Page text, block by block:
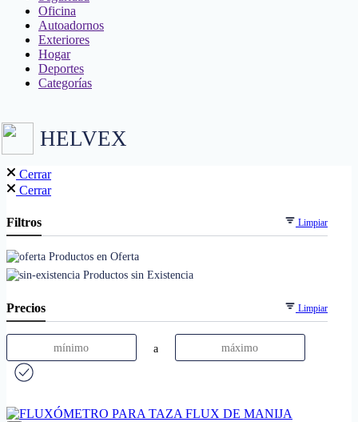
Oficina
Autoadornos
Exteriores
Hogar
Deportes
Categorías
HELVEX
Cerrar
Cerrar
Filtros Limpiar
Productos en Oferta
Productos sin Existencia
Precios Limpiar
a